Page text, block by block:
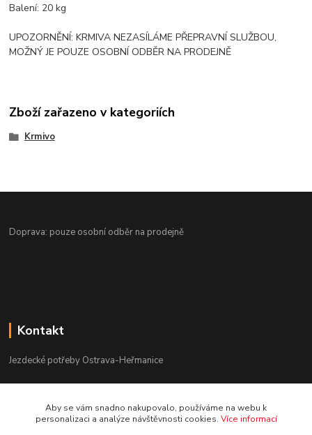
Balení: 20 kg
UPOZORNĚNÍ: KRMIVA NEZASÍLÁME PŘEPRAVNÍ SLUŽBOU,
MOŽNÝ JE POUZE OSOBNÍ ODBĚR NA PRODEJNĚ
Zboží zařazeno v kategoriích
Krmivo
Doprava: pouze osobní odběr na prodejně
Kontakt
Jezdecké potřeby Ostrava-Heřmanice
Po-Pá 9:30 - 17:30
Aby se vám snadno nakupovalo, používáme na webu k
personalizaci a analýze návštěvnosti cookies. Více informací